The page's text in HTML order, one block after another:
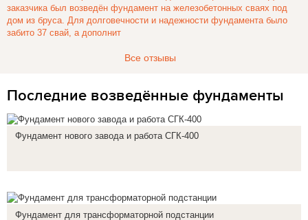
Все отзывы
Последние возведённые фундаменты
Фундамент нового завода и работа СГК-400
Фундамент для трансформаторной подстанции